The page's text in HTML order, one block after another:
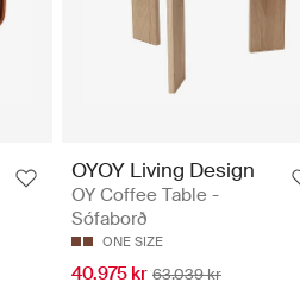
OYOY Living Design
OY Coffee Table -
Sófaborð
ONE SIZE
40.975 kr 63.039 kr